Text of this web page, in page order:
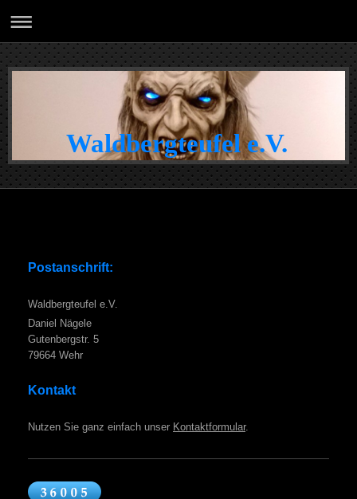
Waldbergteufel e.V.
Postanschrift:
Waldbergteufel e.V.
Daniel Nägele
Gutenbergstr. 5
79664 Wehr
Kontakt
Nutzen Sie ganz einfach unser Kontaktformular.